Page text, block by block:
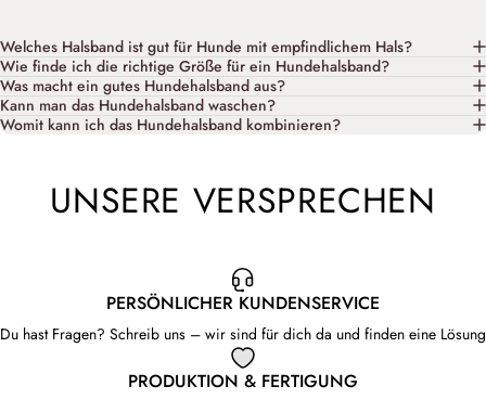
Welches Halsband ist gut für Hunde mit empfindlichem Hals?
Wie finde ich die richtige Größe für ein Hundehalsband?
Was macht ein gutes Hundehalsband aus?
Kann man das Hundehalsband waschen?
Womit kann ich das Hundehalsband kombinieren?
UNSERE VERSPRECHEN
PERSÖNLICHER KUNDENSERVICE
Du hast Fragen? Schreib uns – wir sind für dich da und finden eine Lösung
PRODUKTION & FERTIGUNG